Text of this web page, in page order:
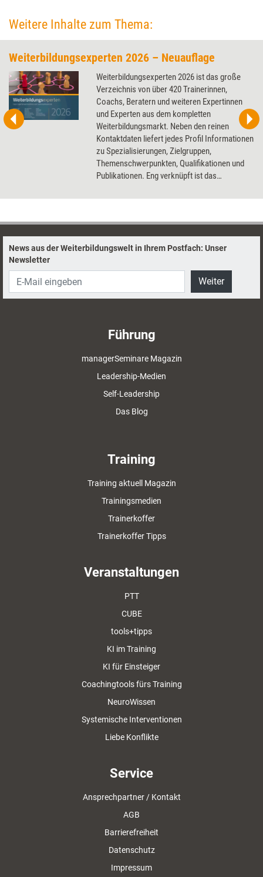
Weitere Inhalte zum Thema:
Weiterbildungsexperten 2026 – Neuauflage
Weiterbildungsexperten 2026 ist das große
Verzeichnis von über 420 Trainerinnen,
Coachs, Beratern und weiteren Expertinnen
und Experten aus dem kompletten
Weiterbildungsmarkt. Neben den reinen
Kontaktdaten liefert jedes Profil Informationen
zu Spezialisierungen, Zielgruppen,
Themenschwerpunkten, Qualifikationen und
Publikationen. Eng verknüpft ist das
Datenbank auf der Onlineplattform
Weiterbildungsprofis gelistet, teilweise mit
ausführlichen Arbeitsproben oder
Videopräsentationen. Mit diesem
finden Sie schnell passende Expertinnen und
Experten für jedes Anliegen im Bereich der
beruflichen Weiterbildung. Ideal als
News aus der Weiterbildungswelt in Ihrem Postfach: Unser
Newsletter
Weiter
Führung
managerSeminare Magazin
Leadership-Medien
Self-Leadership
Das Blog
Training
Training aktuell Magazin
Trainingsmedien
Trainerkoffer
Trainerkoffer Tipps
Veranstaltungen
PTT
CUBE
tools+tipps
KI im Training
KI für Einsteiger
Coachingtools fürs Training
NeuroWissen
Systemische Interventionen
Liebe Konflikte
Service
Ansprechpartner / Kontakt
AGB
Barrierefreiheit
Datenschutz
Impressum